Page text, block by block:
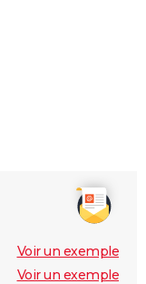
Voir un exemple
Voir un exemple